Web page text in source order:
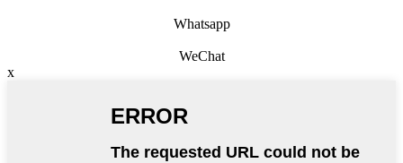
Whatsapp
WeChat
x